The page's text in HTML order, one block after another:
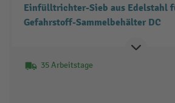
Einfülltrichter-Sieb aus Edelstahl
Gefahrstoff-Sammelbehälter DC
35 Arbeitstage